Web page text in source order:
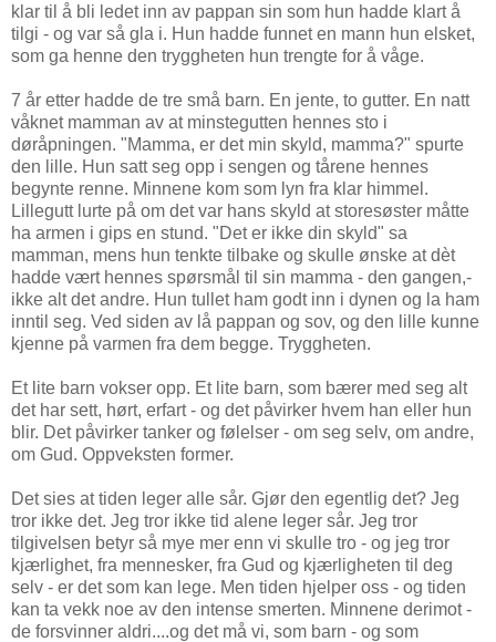
klar til å bli ledet inn av pappan sin som hun hadde klart å
tilgi - og var så gla i. Hun hadde funnet en mann hun elsket,
som ga henne den tryggheten hun trengte for å våge.
7 år etter hadde de tre små barn. En jente, to gutter. En natt
våknet mamman av at minstegutten hennes sto i
døråpningen. "Mamma, er det min skyld, mamma?" spurte
den lille. Hun satt seg opp i sengen og tårene hennes
begynte renne. Minnene kom som lyn fra klar himmel.
Lillegutt lurte på om det var hans skyld at storesøster måtte
ha armen i gips en stund. "Det er ikke din skyld" sa
mamman, mens hun tenkte tilbake og skulle ønske at dèt
hadde vært hennes spørsmål til sin mamma - den gangen,-
ikke alt det andre. Hun tullet ham godt inn i dynen og la ham
inntil seg. Ved siden av lå pappan og sov, og den lille kunne
kjenne på varmen fra dem begge. Tryggheten.
Et lite barn vokser opp. Et lite barn, som bærer med seg alt
det har sett, hørt, erfart - og det påvirker hvem han eller hun
blir. Det påvirker tanker og følelser - om seg selv, om andre,
om Gud. Oppveksten former.
Det sies at tiden leger alle sår. Gjør den egentlig det? Jeg
tror ikke det. Jeg tror ikke tid alene leger sår. Jeg tror
tilgivelsen betyr så mye mer enn vi skulle tro - og jeg tror
kjærlighet, fra mennesker, fra Gud og kjærligheten til deg
selv - er det som kan lege. Men tiden hjelper oss - og tiden
kan ta vekk noe av den intense smerten. Minnene derimot -
de forsvinner aldri....og det må vi, som barn - og som